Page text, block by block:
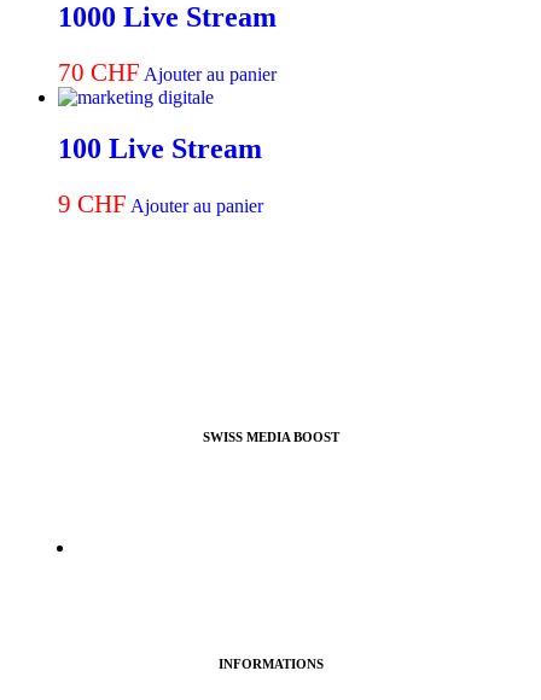
1000 Live Stream
70 CHF Ajouter au panier
100 Live Stream
9 CHF Ajouter au panier
SWISS MEDIA BOOST
INFORMATIONS